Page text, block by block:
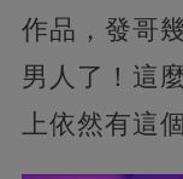
作品，發哥
男人了！這
上依然有這